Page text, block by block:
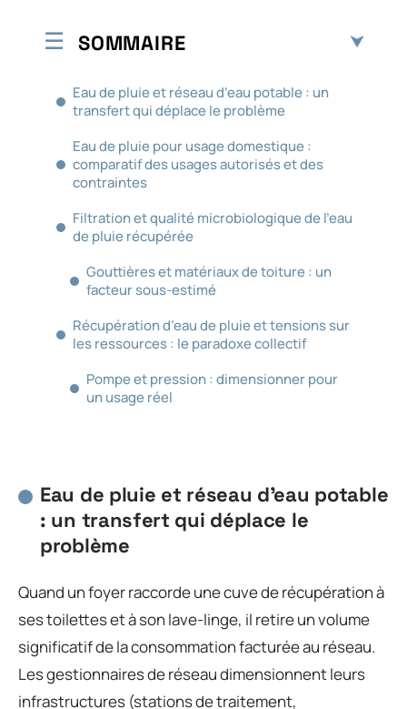
SOMMAIRE
Eau de pluie et réseau d’eau potable : un
transfert qui déplace le problème
Eau de pluie pour usage domestique :
comparatif des usages autorisés et des
contraintes
Filtration et qualité microbiologique de l’eau
de pluie récupérée
Gouttières et matériaux de toiture : un
facteur sous-estimé
Récupération d’eau de pluie et tensions sur
les ressources : le paradoxe collectif
Pompe et pression : dimensionner pour
un usage réel
Eau de pluie et réseau d’eau potable
: un transfert qui déplace le
problème
Quand un foyer raccorde une cuve de récupération à
ses toilettes et à son lave-linge, il retire un volume
significatif de la consommation facturée au réseau.
Les gestionnaires de réseau dimensionnent leurs
infrastructures (stations de traitement,